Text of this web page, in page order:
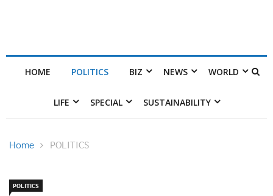
HOME POLITICS BIZ NEWS WORLD
LIFE SPECIAL SUSTAINABILITY
Home POLITICS
POLITICS